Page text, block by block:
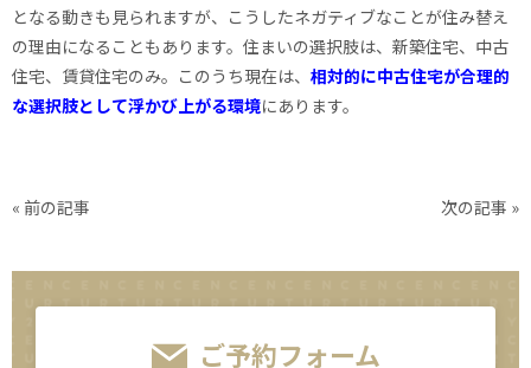
となる動きも見られますが、こうしたネガティブなことが住み替え
の理由になることもあります。住まいの選択肢は、新築住宅、中古
住宅、賃貸住宅のみ。このうち現在は、 相対的に中古住宅が合理的
な選択肢として浮かび上がる環境にあります。
« 前の記事 次の記事 »
ご予約フォーム